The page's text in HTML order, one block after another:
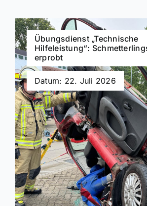
Übungsdienst „Technische
Hilfeleistung“:
erprobt
Datum: 22. Juli 2026